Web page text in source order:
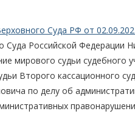
Суда РФ от
Суда Российской Федерации
мирового судьи судебного
Второго кассационного
по делу об